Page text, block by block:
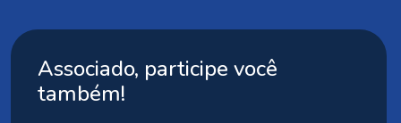
Associado, participe você
também!